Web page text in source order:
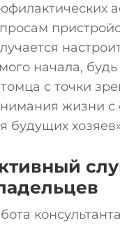
начала,
с точки
жизни с
будущих